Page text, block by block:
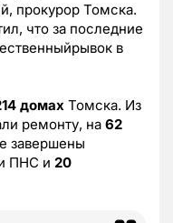
прокурор Томска.
что за последние
в
домах Томска. Из
ремонту, на 62
завершены
ПНС и 20